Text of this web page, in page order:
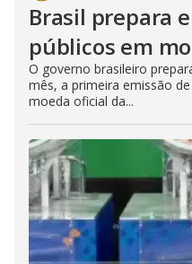
Brasil prepara
públicos em
O governo brasileiro
mês, a primeira emissão
moeda oficial da...